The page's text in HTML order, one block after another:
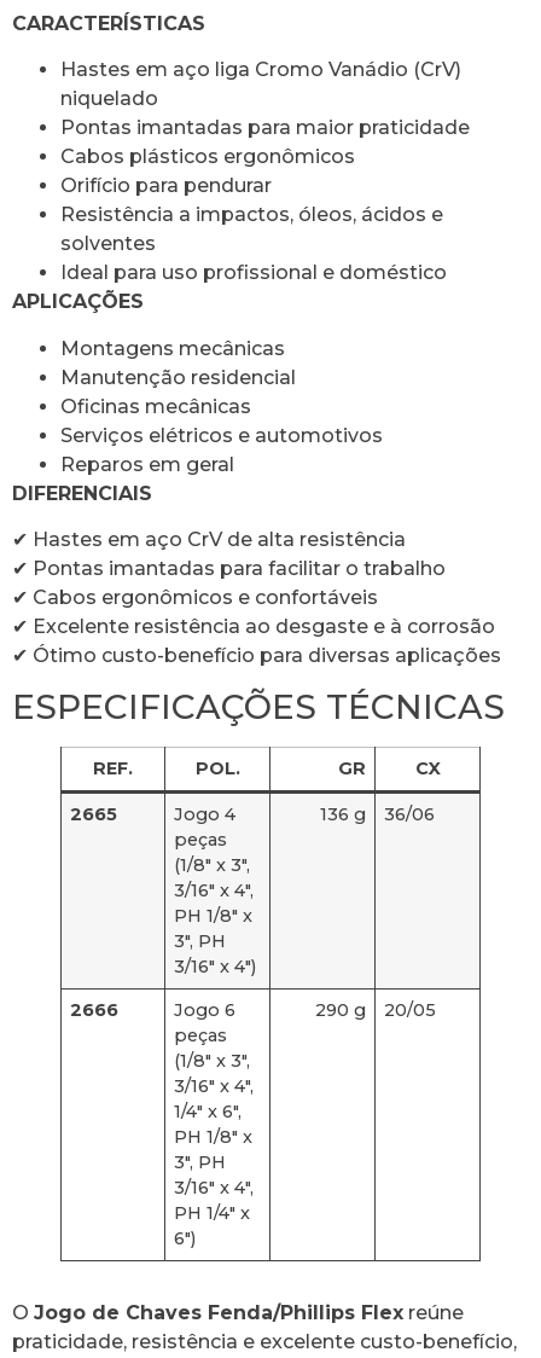
CARACTERÍSTICAS
Hastes em aço liga Cromo Vanádio (CrV)
niquelado
Pontas imantadas para maior praticidade
Cabos plásticos ergonômicos
Orifício para pendurar
Resistência a impactos, óleos, ácidos e
solventes
Ideal para uso profissional e doméstico
APLICAÇÕES
Montagens mecânicas
Manutenção residencial
Oficinas mecânicas
Serviços elétricos e automotivos
Reparos em geral
DIFERENCIAIS
✔ Hastes em aço CrV de alta resistência
✔ Pontas imantadas para facilitar o trabalho
✔ Cabos ergonômicos e confortáveis
✔ Excelente resistência ao desgaste e à corrosão
✔ Ótimo custo-benefício para diversas aplicações
ESPECIFICAÇÕES TÉCNICAS
REF. POL. GR CX
2665
Jogo 4
peças
(1/8″ x 3″,
3/16″ x 4″,
PH 1/8″ x
3″, PH
3/16″ x 4″)
136 g 36/06
2666
Jogo 6
peças
(1/8″ x 3″,
3/16″ x 4″,
1/4″ x 6″,
PH 1/8″ x
3″, PH
3/16″ x 4″,
PH 1/4″ x
6″)
290 g 20/05
O Jogo de Chaves Fenda/Phillips Flex reúne
praticidade, resistência e excelente custo-benefício,